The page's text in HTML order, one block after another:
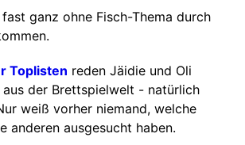
ganz ohne Fisch-Thema durch
Toplisten reden Jäidie und Oli
aus der Brettspielwelt - natürlich
weiß vorher niemand, welche
anderen ausgesucht haben.